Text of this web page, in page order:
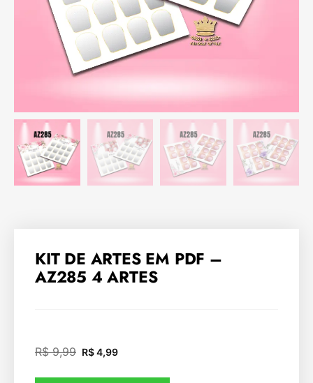
KIT DE ARTES EM PDF –
AZ285 4 ARTES
R$9,99 R$4,99